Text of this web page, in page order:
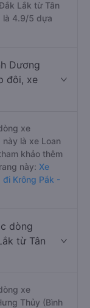
Lắk từ Tân
là 4.9/5 dựa
Dương
đôi, xe
xe
là xe Loan
khảo thêm
này: Xe
đi Krông Pắk -
dòng
từ Tân
xe
Thủy (Bình